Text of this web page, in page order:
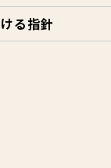
る指針